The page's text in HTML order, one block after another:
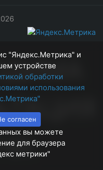
"Яндекс.Метрика" и
устройстве
обработки
использования
согласен
вы можете
для браузера
метрики"